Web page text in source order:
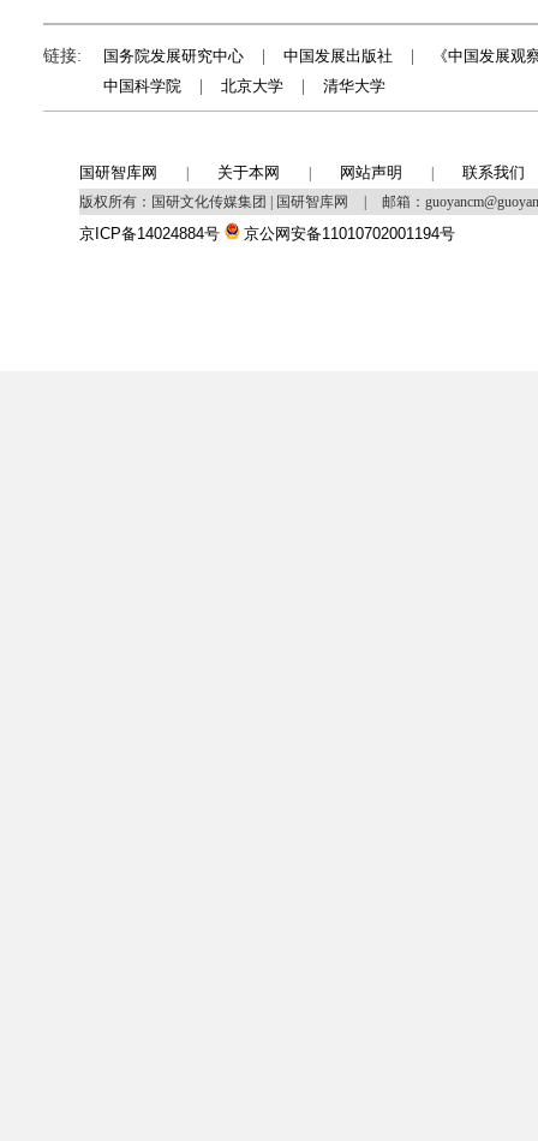
链接: 国务院发展研究中心 中国发展出版社
《中国发展观
中国科学院
北京大学 清华大学
国研智库网 关于本网 网站声明 联系我们
版权所有：国研文化传媒集团 | 国研智库网 邮箱：
京ICP备14024884号 京公网安备11010702001194号